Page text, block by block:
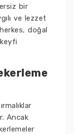
bir
ve lezzet
doğal
Ancak